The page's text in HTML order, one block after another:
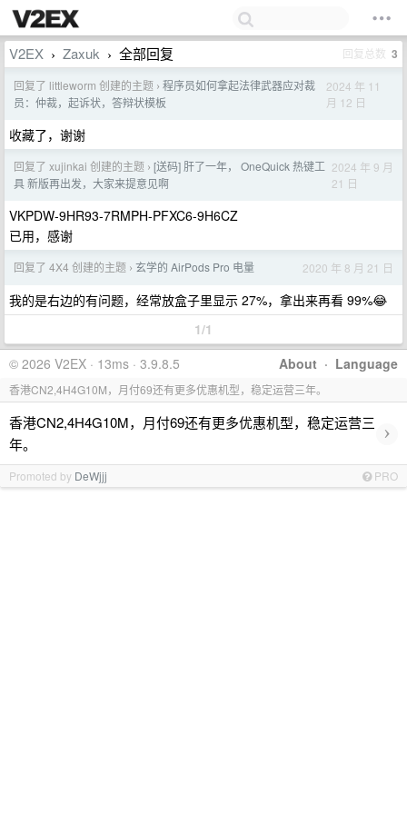
V2EX › Zaxuk › 全部回复 回复总数 3
回复了 littleworm 创建的主题 › 程序员如何拿起法律武器应对裁
员：仲裁，起诉状，答辩状模板
2024 年 11
月 12 日
收藏了，谢谢
回复了 xujinkai 创建的主题 › [送码] 肝了一年， OneQuick 热键工
具 新版再出发，大家来提意见啊
2024 年 9 月
21 日
VKPDW-9HR93-7RMPH-PFXC6-9H6CZ
已用，感谢
回复了 4X4 创建的主题 › 玄学的 AirPods Pro 电量 2020 年 8 月 21 日
我的是右边的有问题，经常放盒子里显示 27%，拿出来再看 99%😂
1/1
About · Language
© 2026 V2EX · 13ms · 3.9.8.5
香港CN2,4H4G10M，月付69还有更多优惠机型，稳定运营三年。
香港CN2,4H4G10M，月付69还有更多优惠机型，稳定运营三
年。
›
Promoted by DeWjjj PRO